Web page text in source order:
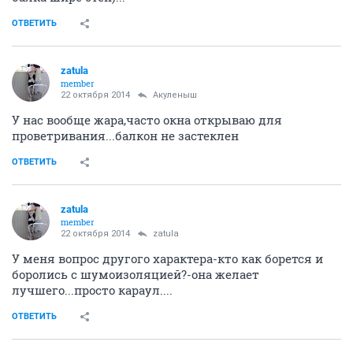
ОТВЕТИТЬ
zatula
member
22 октября 2014 Акуленыш
У нас вообще жара,часто окна открываю для
проветривания...балкон не застеклен
ОТВЕТИТЬ
zatula
member
22 октября 2014 zatula
У меня вопрос другого характера-кто как борется и
боролись с шумоизоляцией?-она желает
лучшего...просто караул....
ОТВЕТИТЬ